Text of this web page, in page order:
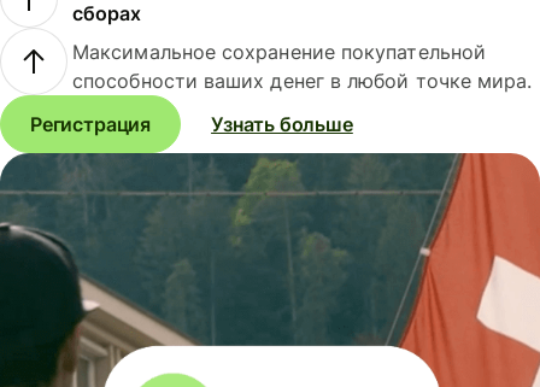
сборах
Максимальное сохранение покупательной
способности ваших денег в любой точке мира.
Регистрация
Узнать больше